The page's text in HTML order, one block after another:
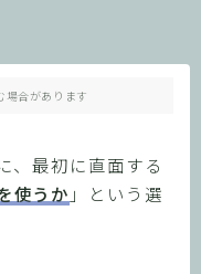
場合があります
、最初に直面する
使うか 」という選